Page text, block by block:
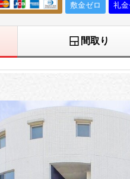
敷金ゼロ 礼金
間取り